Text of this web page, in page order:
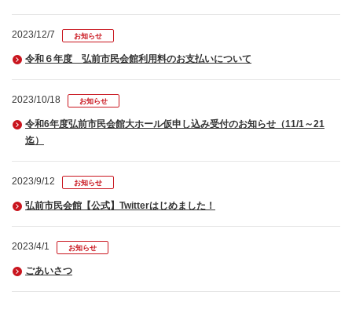
2023/12/7 お知らせ
令和６年度 弘前市民会館利用料のお支払いについて
2023/10/18 お知らせ
令和6年度弘前市民会館大ホール仮申し込み受付のお知らせ（11/1～21
迄）
2023/9/12 お知らせ
弘前市民会館【公式】Twitterはじめました！
2023/4/1 お知らせ
ごあいさつ